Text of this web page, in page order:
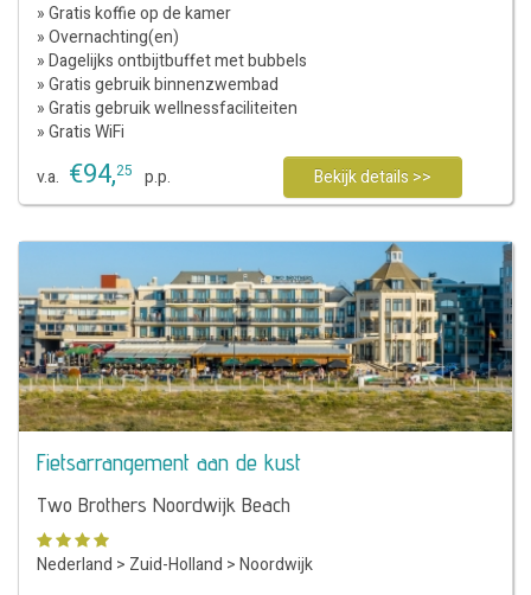
» Gratis koffie op de kamer
» Overnachting(en)
» Dagelijks ontbijtbuffet met bubbels
» Gratis gebruik binnenzwembad
» Gratis gebruik wellnessfaciliteiten
» Gratis WiFi
v.a. €94,25 p.p. Bekijk details >>
Fietsarrangement aan de kust
Two Brothers Noordwijk Beach
Nederland > Zuid-Holland >Noordwijk